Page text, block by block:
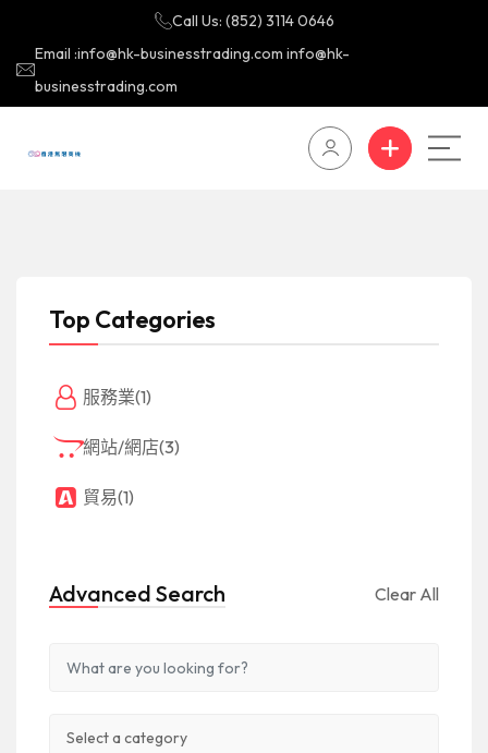
Call Us: (852) 3114 0646
Email :info@hk-businesstrading.com info@hk-
businesstrading.com
Top Categories
服務業(1)
網站/網店(3)
貿易(1)
Advanced Search Clear All